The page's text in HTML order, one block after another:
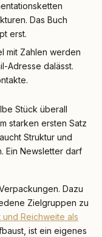
Das Buch
erst.
mit Zahlen werden
Adresse dalässt.
Stück überall
starken ersten Satz
Struktur und
Ein Newsletter darf
Dazu
Zielgruppen zu
Reichweite als
ist ein eigenes